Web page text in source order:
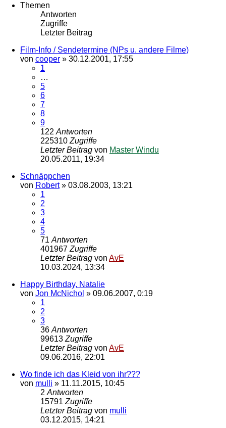
Themen
Antworten
Zugriffe
Letzter Beitrag
Film-Info / Sendetermine (NPs u. andere Filme)
von cooper » 30.12.2001, 17:55
1
…
5
6
7
8
9
122 Antworten
225310 Zugriffe
Letzter Beitrag von Master Windu
20.05.2011, 19:34
Schnäppchen
von Robert» 03.08.2003, 13:21
1
2
3
4
5
71 Antworten
401967 Zugriffe
Letzter Beitrag von AvE
10.03.2024, 13:34
Happy Birthday, Natalie
von Jon McNichol » 09.06.2007, 0:19
1
2
3
36 Antworten
99613 Zugriffe
Letzter Beitrag von AvE
09.06.2016, 22:01
Wo finde ich das Kleid von ihr???
von mulli » 11.11.2015, 10:45
2 Antworten
15791 Zugriffe
Letzter Beitrag von mulli
03.12.2015, 14:21